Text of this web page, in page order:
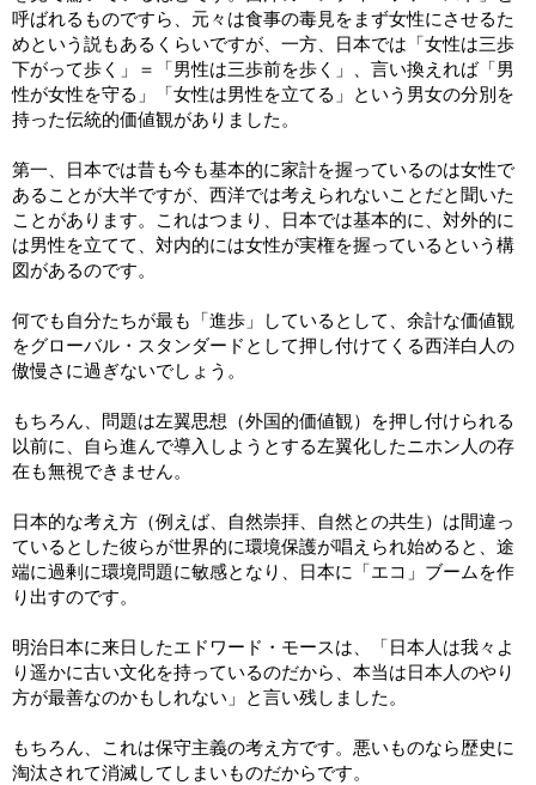
呼ばれるものですら、元々は食事の毒見をまず女性にさせるた
めという説もあるくらいですが、一方、日本では「女性は三歩
下がって歩く」＝「男性は三歩前を歩く」、言い換えれば「男
性が女性を守る」「女性は男性を立てる」という男女の分別を
持った伝統的価値観がありました。
第一、日本では昔も今も基本的に家計を握っているのは女性で
あることが大半ですが、西洋では考えられないことだと聞いた
ことがあります。これはつまり、日本では基本的に、対外的に
は男性を立てて、対内的には女性が実権を握っているという構
図があるのです。
何でも自分たちが最も「進歩」しているとして、余計な価値観
をグローバル・スタンダードとして押し付けてくる西洋白人の
傲慢さに過ぎないでしょう。
もちろん、問題は左翼思想（外国的価値観）を押し付けられる
以前に、自ら進んで導入しようとする左翼化したニホン人の存
在も無視できません。
日本的な考え方（例えば、自然崇拝、自然との共生）は間違っ
ているとした彼らが世界的に環境保護が唱えられ始めると、途
端に過剰に環境問題に敏感となり、日本に「エコ」ブームを作
り出すのです。
明治日本に来日したエドワード・モースは、「日本人は我々よ
り遥かに古い文化を持っているのだから、本当は日本人のやり
方が最善なのかもしれない」と言い残しました。
もちろん、これは保守主義の考え方です。悪いものなら歴史に
淘汰されて消滅してしまいものだからです。